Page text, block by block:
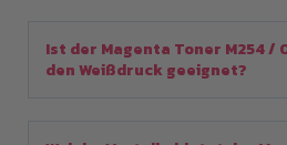
Ist der Magenta Toner M254 /
den Weißdruck geeignet?